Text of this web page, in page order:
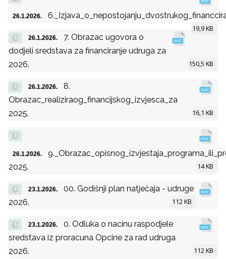
26.1.2026.
19,9 KB
26.1.2026.
7. Obrazac ugovora o
dodjeli sredstava za financiranje udruga za
2026.
150,5 KB
26.1.2026.
8.
Obrazac_realiziraog_financijskog_izvjesca_za
2025.
16,1 KB
26.1.2026.
2025.
14 KB
23.1.2026.
00. Godišnji plan natječaja - udruge
2026.
112 KB
23.1.2026.
0. Odluka o nacinu raspodjele
sredstava iz proracuna Opcine za rad udruga
2026.
112 KB